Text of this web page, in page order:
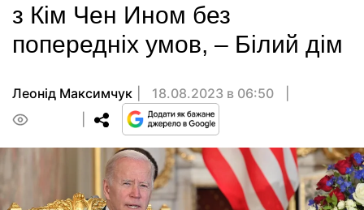
з Кім Чен Ином без
попередніх умов, – Білий дім
Леонід Максимчук
18.08.2023 в 06:50